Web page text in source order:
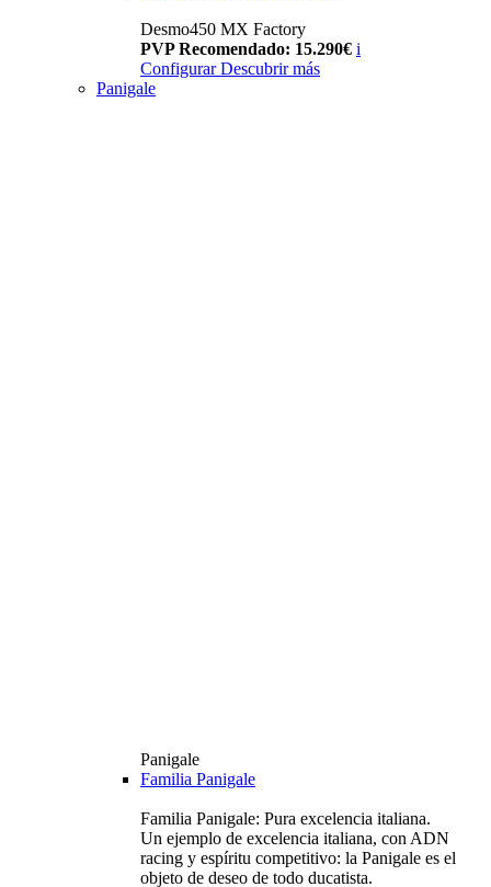
Desmo450 MX Factory
PVP Recomendado: 15.290€ i
Configurar Descubrir más
Panigale
Panigale
Familia Panigale
Familia Panigale: Pura excelencia italiana.
Un ejemplo de excelencia italiana, con ADN
racing y espíritu competitivo: la Panigale es el
objeto de deseo de todo ducatista.